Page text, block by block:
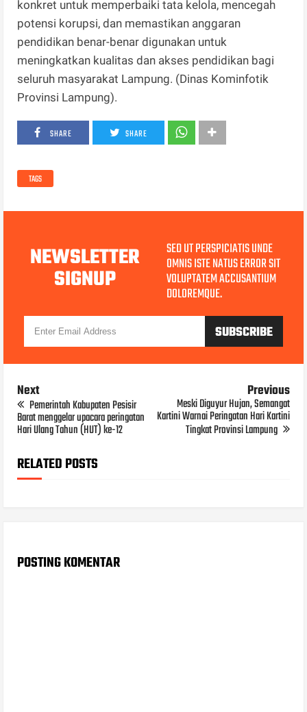
konkret untuk memperbaiki tata kelola, mencegah
potensi korupsi, dan memastikan anggaran
pendidikan benar-benar digunakan untuk
meningkatkan kualitas dan akses pendidikan bagi
seluruh masyarakat Lampung. (Dinas Kominfotik
Provinsi Lampung).
SHARE SHARE
TAGS
NEWSLETTER
SIGNUP
SED UT PERSPICIATIS UNDE
OMNIS ISTE NATUS ERROR SIT
VOLUPTATEM ACCUSANTIUM
DOLOREMQUE.
Next
Pemerintah Kabupaten Pesisir
Barat menggelar upacara peringatan
Hari Ulang Tahun (HUT) ke-12
Previous
Meski Diguyur Hujan, Semangat
Kartini Warnai Peringatan Hari Kartini
Tingkat Provinsi Lampung
RELATED POSTS
POSTING KOMENTAR